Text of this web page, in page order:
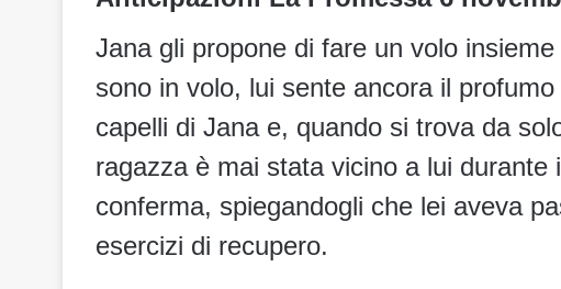
Jana gli propone di fare un volo
sono in volo, lui sente ancora il
capelli di Jana e, quando si trova da
ragazza è mai stata vicino a lui durante
conferma, spiegandogli che lei aveva
esercizi di recupero.